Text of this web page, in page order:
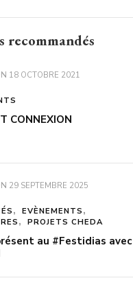
recommandés
18 OCTOBRE 2021
CONNEXION
29 SEPTEMBRE 2025
EVÈNEMENTS
PROJETS CHEDA
au #Festidias avec